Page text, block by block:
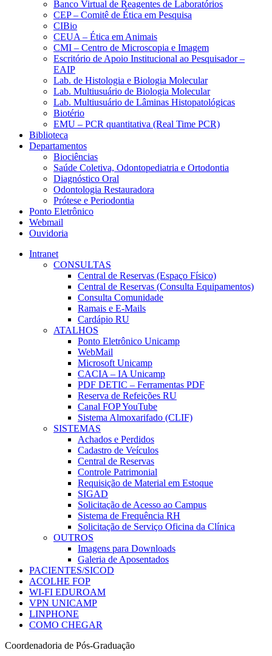
Banco Virtual de Reagentes de Laboratórios
CEP – Comitê de Ética em Pesquisa
CIBio
CEUA – Ética em Animais
CMI – Centro de Microscopia e Imagem
Escritório de Apoio Institucional ao Pesquisador –
EAIP
Lab. de Histologia e Biologia Molecular
Lab. Multiusuário de Biologia Molecular
Lab. Multiusuário de Lâminas Histopatológicas
Biotério
EMU – PCR quantitativa (Real Time PCR)
Biblioteca
Departamentos
Biociências
Saúde Coletiva, Odontopediatria e Ortodontia
Diagnóstico Oral
Odontologia Restauradora
Prótese e Periodontia
Ponto Eletrônico
Webmail
Ouvidoria
Intranet
CONSULTAS
Central de Reservas (Espaço Físico)
Central de Reservas (Consulta Equipamentos)
Consulta Comunidade
Ramais e E-Mails
Cardápio RU
ATALHOS
Ponto Eletrônico Unicamp
WebMail
Microsoft Unicamp
CACIA – IA Unicamp
PDF DETIC – Ferramentas PDF
Reserva de Refeições RU
Canal FOP YouTube
Sistema Almoxarifado (CLIF)
SISTEMAS
Achados e Perdidos
Cadastro de Veículos
Central de Reservas
Controle Patrimonial
Requisição de Material em Estoque
SIGAD
Solicitação de Acesso ao Campus
Sistema de Frequência RH
Solicitação de Serviço Oficina da Clínica
OUTROS
Imagens para Downloads
Galeria de Aposentados
PACIENTES/SICOD
ACOLHE FOP
WI-FI EDUROAM
VPN UNICAMP
LINPHONE
COMO CHEGAR
Coordenadoria de Pós-Graduação